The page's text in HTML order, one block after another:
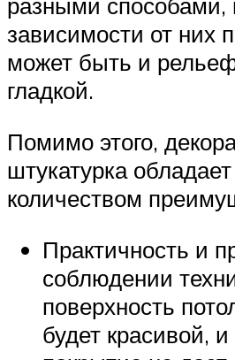
разными способами,
зависимости от них
может быть и
гладкой.
Помимо этого,
штукатурка
количеством
Практичность и
соблюдении
поверхность
будет красивой, и